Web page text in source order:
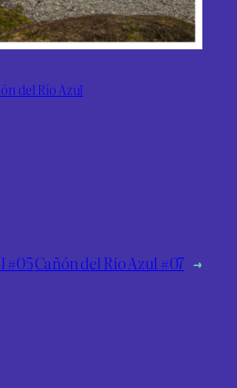
del Río Azul
#05Cañón del Río Azul #07 →